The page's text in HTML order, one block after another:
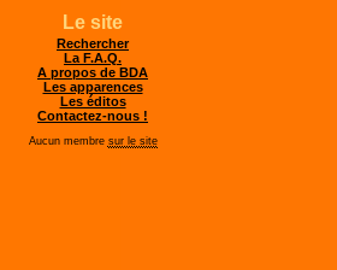
Le site
Rechercher
La F.A.Q.
A propos de BDA
Les apparences
Les éditos
Contactez-nous !
Aucun membre sur le site